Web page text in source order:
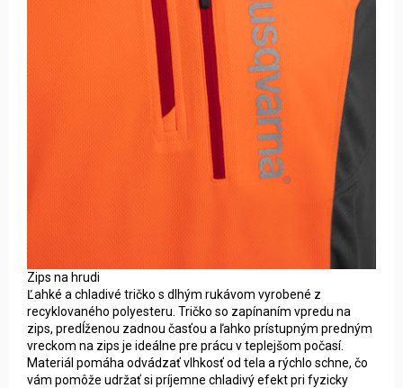
Zips na hrudi
Ľahké a chladivé tričko s dlhým rukávom vyrobené z
recyklovaného polyesteru. Tričko so zapínaním vpredu na
zips, predĺženou zadnou časťou a ľahko prístupným predným
vreckom na zips je ideálne pre prácu v teplejšom počasí.
Materiál pomáha odvádzať vlhkosť od tela a rýchlo schne, čo
vám pomôže udržať si príjemne chladivý efekt pri fyzicky